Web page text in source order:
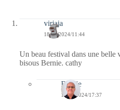
virjaja
18/06/2024/11:44
Un beau festival dans une belle
bisous Bernie. cathy
Bernie
19/06/2024/17:37